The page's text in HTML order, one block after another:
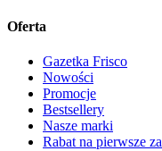
Oferta
Gazetka Frisco
Nowości
Promocje
Bestsellery
Nasze marki
Rabat na pierwsze